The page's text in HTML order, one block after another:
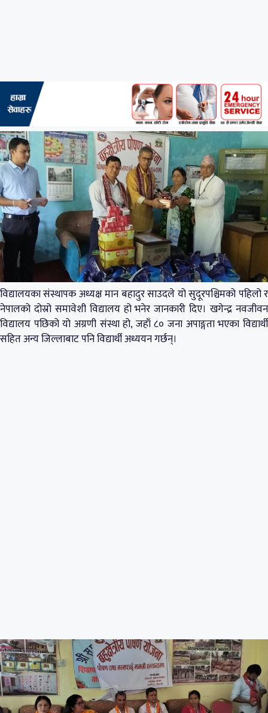
विद्यालयका संस्थापक अध्यक्ष मान बहादुर साउदले यो सुदूरपश्चिमको पहिलो र
नेपालको दोस्रो समावेशी विद्यालय हो भनेर जानकारी दिए। खगेन्द्र नवजीवन
विद्यालय पछिको यो अग्रणी संस्था हो, जहाँ ८० जना अपाङ्गता भएका विद्यार्थी
सहित अन्य जिल्लाबाट पनि विद्यार्थी अध्ययन गर्छन्।